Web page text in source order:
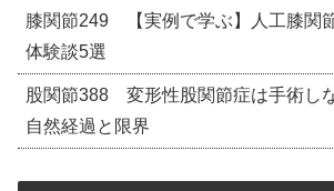
膝関節249 【実例で学ぶ】人工膝関
体験談5選
股関節388 変形性股関節症は手術し
自然経過と限界